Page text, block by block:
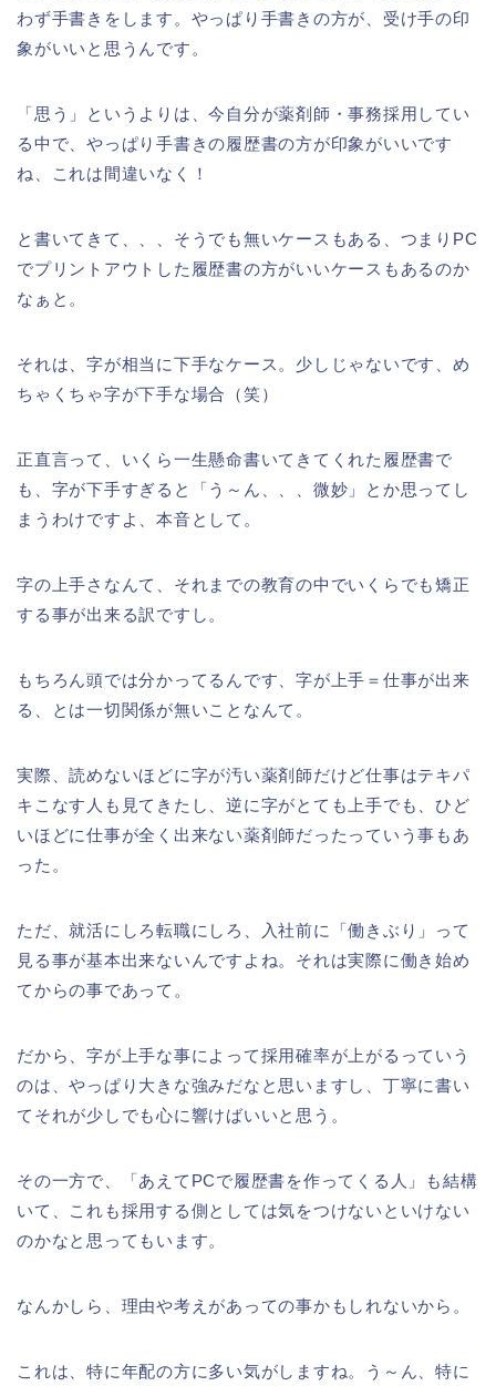
わず手書きをします。やっぱり手書きの方が、受け手の印
象がいいと思うんです。
「思う」というよりは、今自分が薬剤師・事務採用してい
る中で、やっぱり手書きの履歴書の方が印象がいいです
ね、これは間違いなく！
と書いてきて、、、そうでも無いケースもある、つまりPC
でプリントアウトした履歴書の方がいいケースもあるのか
なぁと。
それは、字が相当に下手なケース。少しじゃないです、め
ちゃくちゃ字が下手な場合（笑）
正直言って、いくら一生懸命書いてきてくれた履歴書で
も、字が下手すぎると「う～ん、、、微妙」とか思ってし
まうわけですよ、本音として。
字の上手さなんて、それまでの教育の中でいくらでも矯正
する事が出来る訳ですし。
もちろん頭では分かってるんです、字が上手＝仕事が出来
る、とは一切関係が無いことなんて。
実際、読めないほどに字が汚い薬剤師だけど仕事はテキパ
キこなす人も見てきたし、逆に字がとても上手でも、ひど
いほどに仕事が全く出来ない薬剤師だったっていう事もあ
った。
ただ、就活にしろ転職にしろ、入社前に「働きぶり」って
見る事が基本出来ないんですよね。それは実際に働き始め
てからの事であって。
だから、字が上手な事によって採用確率が上がるっていう
のは、やっぱり大きな強みだなと思いますし、丁寧に書い
てそれが少しでも心に響けばいいと思う。
その一方で、「あえてPCで履歴書を作ってくる人」も結構
いて、これも採用する側としては気をつけないといけない
のかなと思ってもいます。
なんかしら、理由や考えがあっての事かもしれないから。
これは、特に年配の方に多い気がしますね。う～ん、特に